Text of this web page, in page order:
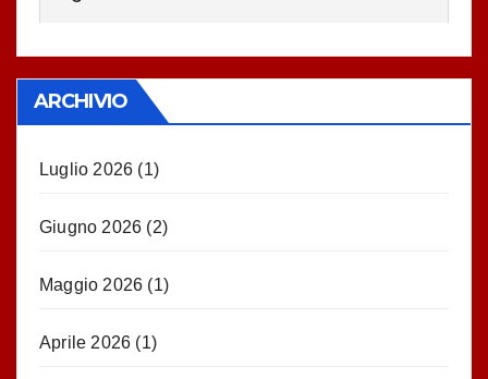
ARCHIVIO
Luglio 2026 (1)
Giugno 2026 (2)
Maggio 2026 (1)
Aprile 2026 (1)